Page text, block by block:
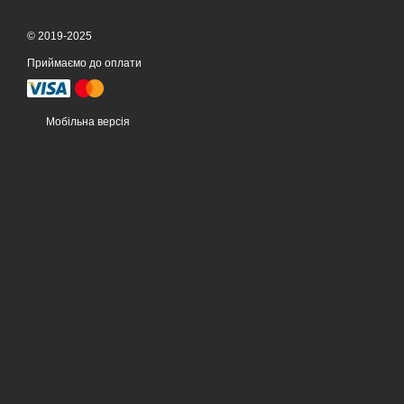
© 2019-2025
Приймаємо до оплати
Мобільна версія